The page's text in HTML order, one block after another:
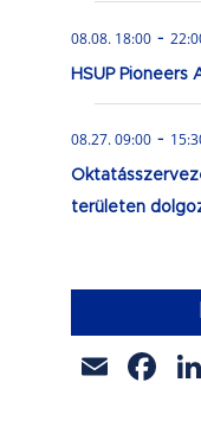
08.08. 18:00 -
HSUP Pioneers
08.27. 09:00 -
területen
Email